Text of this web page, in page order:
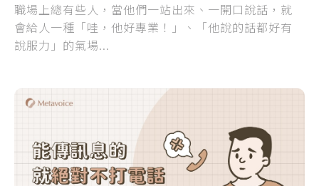
職場上總有些人，當他們一站出來、一開口說話，就
會給人一種「哇，他好專業！」、「他說的話都好有
說服力」的氣場...